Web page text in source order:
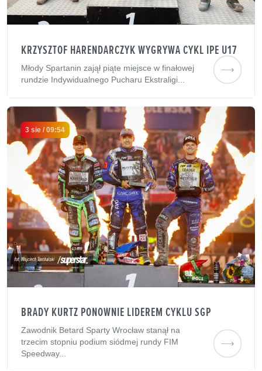
KRZYSZTOF HARENDARCZYK WYGRYWA CYKL IPE U17
Młody Spartanin zajął piąte miejsce w finałowej
rundzie Indywidualnego Pucharu Ekstraligi...
3 sie / 09:54
BRADY KURTZ PONOWNIE LIDEREM CYKLU SGP
Zawodnik Betard Sparty Wrocław stanął na
trzecim stopniu podium siódmej rundy FIM
Speedway...